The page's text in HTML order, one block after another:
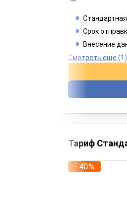
Срок
Внесение
Смотреть еще (1)
Тариф
- 40%